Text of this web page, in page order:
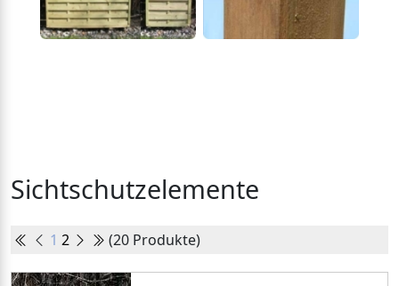
Sichtschutzelemente
1 2 (20 Produkte)